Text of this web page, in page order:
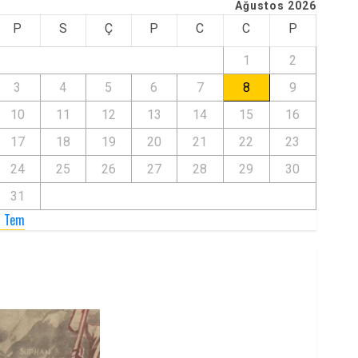
Ağustos 2026
P S Ç P C C P
1
2
3
4 5 6 7 8
9
10
11 12 13 14 15
16
17
18 19 20 21 22
23
24
25 26 27 28 29
30
31